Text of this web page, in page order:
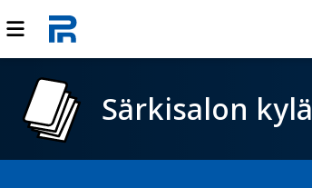
Särkisalon kylä